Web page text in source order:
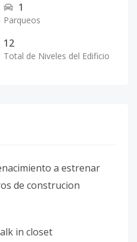
1
Parqueos
12
Total de Niveles del Edificio
a estrenar
de construcion
in closet